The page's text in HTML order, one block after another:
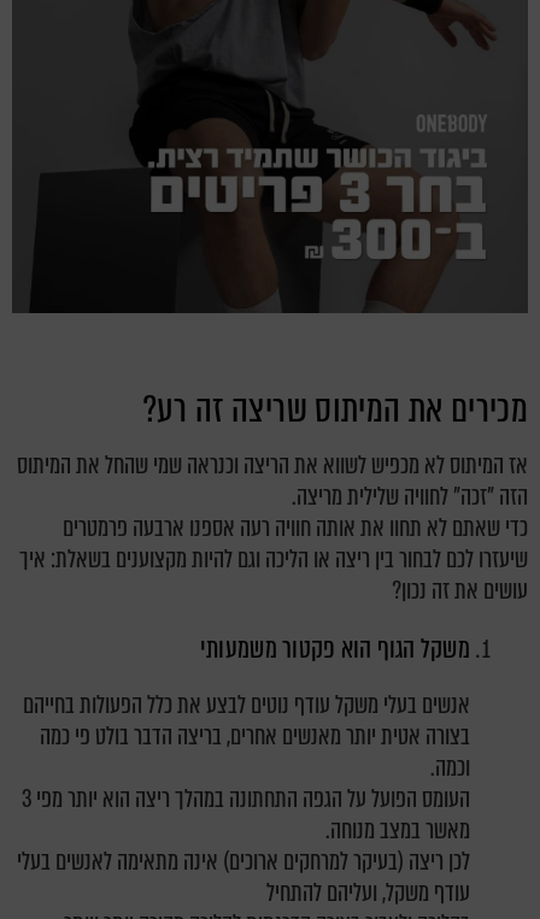
מכירים את המיתוס שריצה זה רע?
אז המיתוס לא מכפיש לשווא את הריצה וכנראה שמי שהחל את המיתוס
הזה "זכה" לחוויה שלילית מריצה.
כדי שאתם לא תחוו את אותה חוויה רעה אספנו ארבעה פרמטרים
שיעזרו לכם לבחור בין ריצה או הליכה וגם להיות מקצוענים בשאלת: איך
עושים את זה נכון?
משקל הגוף הוא פקטור משמעותי
אנשים בעלי משקל עודף נוטים לבצע את כלל הפעולות בחייהם
בצורה אטית יותר מאנשים אחרים, בריצה הדבר בולט פי כמה
וכמה.
העומס הפועל על הגפה התחתונה במהלך ריצה הוא יותר מפי 3
מאשר במצב מנוחה.
לכן ריצה (בעיקר למרחקים ארוכים) אינה מתאימה לאנשים בעלי
עודף משקל, ועליהם להתחיל